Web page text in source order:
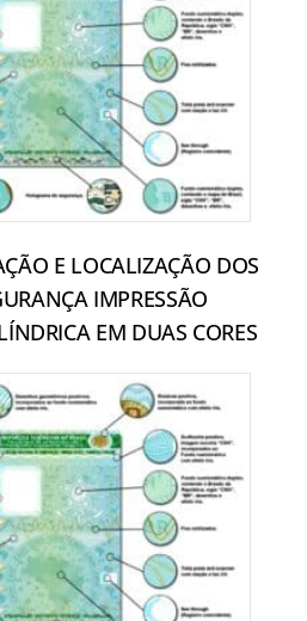
E LOCALIZAÇÃO DOS
IMPRESSÃO
EM DUAS CORES